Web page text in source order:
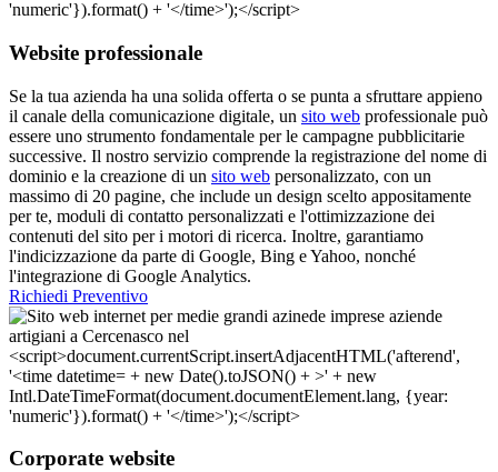
Website professionale
Se la tua azienda ha una solida offerta o se punta a sfruttare appieno
il canale della comunicazione digitale, un sito web professionale può
essere uno strumento fondamentale per le campagne pubblicitarie
successive. Il nostro servizio comprende la registrazione del nome di
dominio e la creazione di un sito web personalizzato, con un
massimo di 20 pagine, che include un design scelto appositamente
per te, moduli di contatto personalizzati e l'ottimizzazione dei
contenuti del sito per i motori di ricerca. Inoltre, garantiamo
l'indicizzazione da parte di Google, Bing e Yahoo, nonché
l'integrazione di Google Analytics.
Richiedi Preventivo
Corporate website